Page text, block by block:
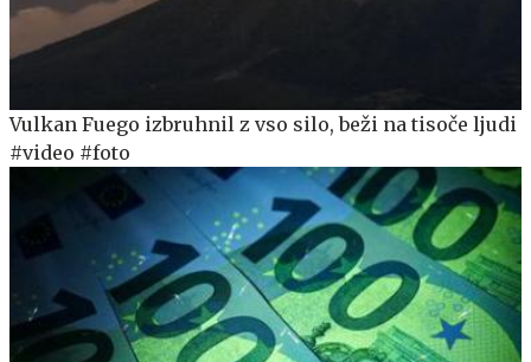
Vulkan Fuego izbruhnil z vso silo, beži na tisoče ljudi
#video #foto